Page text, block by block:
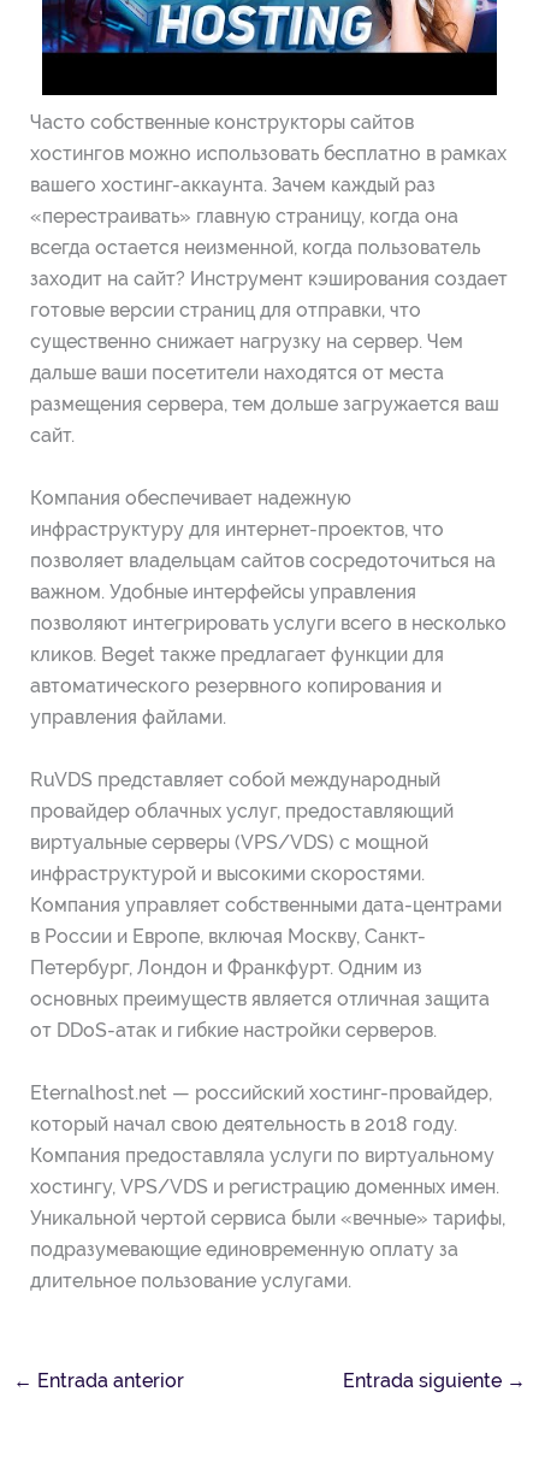
Часто собственные конструкторы сайтов
хостингов можно использовать бесплатно в рамках
вашего хостинг-аккаунта. Зачем каждый раз
«перестраивать» главную страницу, когда она
всегда остается неизменной, когда пользователь
заходит на сайт? Инструмент кэширования создает
готовые версии страниц для отправки, что
существенно снижает нагрузку на сервер. Чем
дальше ваши посетители находятся от места
размещения сервера, тем дольше загружается ваш
сайт.
Компания обеспечивает надежную
инфраструктуру для интернет-проектов, что
позволяет владельцам сайтов сосредоточиться на
важном. Удобные интерфейсы управления
позволяют интегрировать услуги всего в несколько
кликов. Beget также предлагает функции для
автоматического резервного копирования и
управления файлами.
RuVDS представляет собой международный
провайдер облачных услуг, предоставляющий
виртуальные серверы (VPS/VDS) с мощной
инфраструктурой и высокими скоростями.
Компания управляет собственными дата-центрами
в России и Европе, включая Москву, Санкт-
Петербург, Лондон и Франкфурт. Одним из
основных преимуществ является отличная защита
от DDoS-атак и гибкие настройки серверов.
Eternalhost.net — российский хостинг-провайдер,
который начал свою деятельность в 2018 году.
Компания предоставляла услуги по виртуальному
хостингу, VPS/VDS и регистрацию доменных имен.
Уникальной чертой сервиса были «вечные» тарифы,
подразумевающие единовременную оплату за
длительное пользование услугами.
← Entrada anterior Entrada siguiente →